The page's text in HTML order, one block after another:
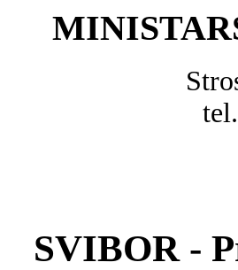
SVIBOR -